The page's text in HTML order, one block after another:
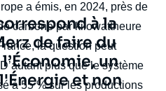
a émis, en 2024, près de
carbone par kilowattheure
la question peut
plus que le système
à 55 % sur les productions
à la
de faire du
un
et non